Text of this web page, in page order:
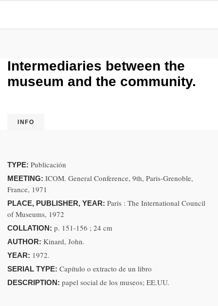
Intermediaries between the
museum and the community.
INFO
TYPE: Publicación
MEETING: ICOM. General Conference, 9th, Paris-Grenoble,
France, 1971
PLACE, PUBLISHER, YEAR: Paris : The International Council
of Museums, 1972
COLLATION: p. 151-156 ; 24 cm
AUTHOR: Kinard, John.
YEAR: 1972.
SERIAL TYPE: Capítulo o extracto de un libro
DESCRIPTION: papel social de los museos; EE.UU.